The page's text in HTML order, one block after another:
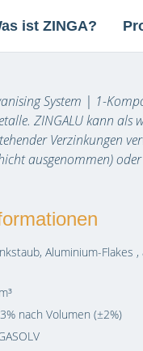
ist ZINGA?
System | 1-
ZINGALU kann als
Verzinkungen
ausgenommen)
Aluminium-Flakes
nach Volumen (±2%)